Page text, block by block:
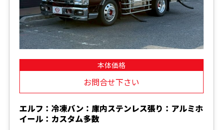
本体価格
お問合せ下さい
エルフ：冷凍バン：庫内ステンレス張り：アルミホ
イール：カスタム多数